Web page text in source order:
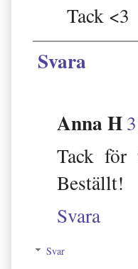
Tack <3
Svara
Anna H
Tack för
Beställt!
Svara
Svar